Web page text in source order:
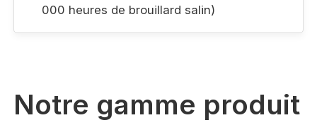
000 heures de brouillard salin)
Notre gamme produit